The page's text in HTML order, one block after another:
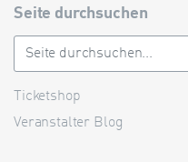
Seite durchsuchen
Ticketshop
Veranstalter Blog